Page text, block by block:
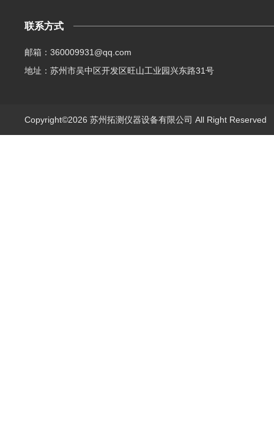
联系方式
邮箱：360009931@qq.com
地址：苏州市吴中区开发区旺山工业园兴东路31号
Copyright©2026 苏州拓测仪器设备有限公司 All Right